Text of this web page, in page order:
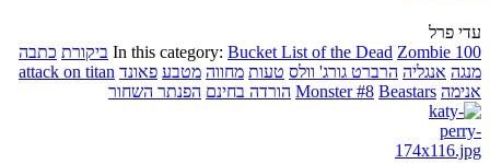
עדי פרל
In this category: Bucket List of the Dead Zombie 100 ביקורת כתבה
מנגה אנגליה הרברט גורג' וולס טעות מחווה מטבע פאונד attack on titan
אנימה
Monster #8 Beastars הורדה בחינם הפנתר השחור